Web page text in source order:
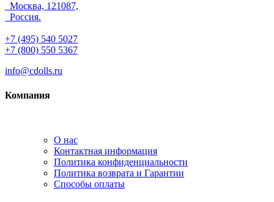
Москва, 121087,
Россия.
+7 (495) 540 5027
+7 (800) 550 5367
info@cdolls.ru
Компания
О нас
Контактная информация
Политика конфиденциальности
Политика возврата и Гарантии
Способы оплаты